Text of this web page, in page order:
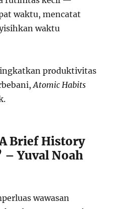
waktu, mencatat
waktu
produktivitas
Atomic Habits
Brief History
Yuval Noah
wawasan